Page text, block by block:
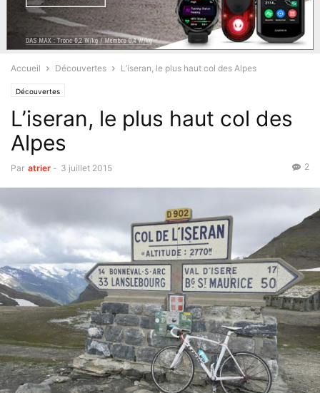
Accueil Découvertes L’iseran, le plus haut col des Alpes
Découvertes
L’iseran, le plus haut col des
Alpes
Par atrier - 3 juillet 2015 2